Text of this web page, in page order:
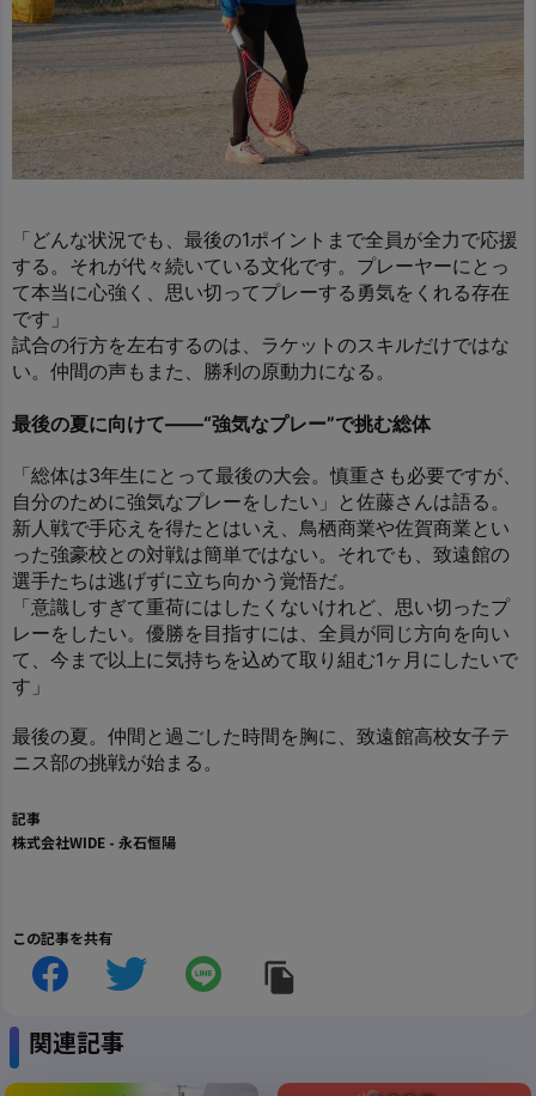
「どんな状況でも、最後の1ポイントまで全員が全力で応援
する。それが代々続いている文化です。プレーヤーにとっ
て本当に心強く、思い切ってプレーする勇気をくれる存在
です」
試合の行方を左右するのは、ラケットのスキルだけではな
い。仲間の声もまた、勝利の原動力になる。
最後の夏に向けて――“強気なプレー”で挑む総体
「総体は3年生にとって最後の大会。慎重さも必要ですが、
自分のために強気なプレーをしたい」と佐藤さんは語る。
新人戦で手応えを得たとはいえ、鳥栖商業や佐賀商業とい
った強豪校との対戦は簡単ではない。それでも、致遠館の
選手たちは逃げずに立ち向かう覚悟だ。
「意識しすぎて重荷にはしたくないけれど、思い切ったプ
レーをしたい。優勝を目指すには、全員が同じ方向を向い
て、今まで以上に気持ちを込めて取り組む1ヶ月にしたいで
す」
最後の夏。仲間と過ごした時間を胸に、致遠館高校女子テ
ニス部の挑戦が始まる。
記事
株式会社WIDE- 永石恒陽
この記事を共有
関連記事